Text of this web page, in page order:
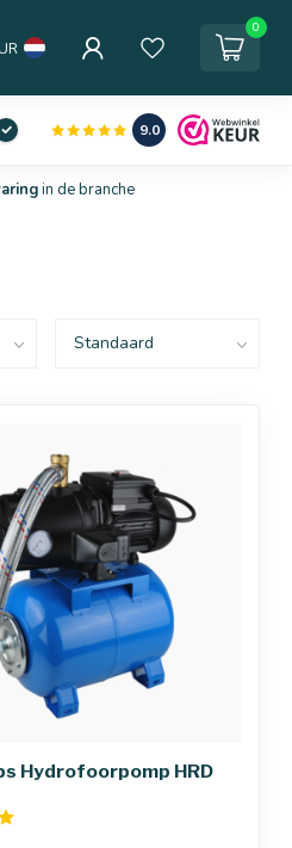
0
9.0
in de branche
Hydrofoorpomp HRD